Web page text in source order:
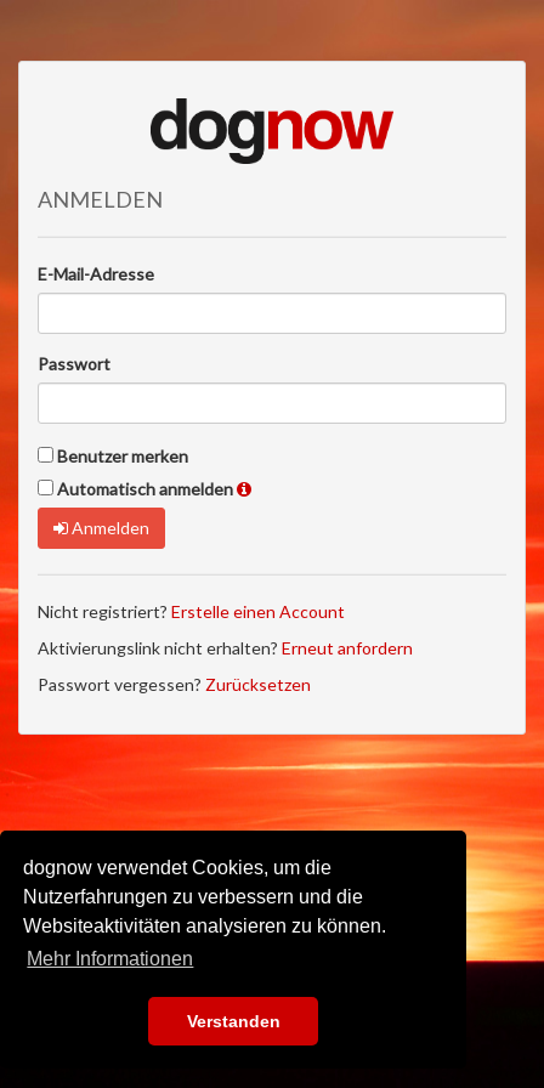
dognow verwendet Cookies, um die
Nutzerfahrungen zu verbessern und die
Websiteaktivitäten analysieren zu können.
Mehr Informationen
Verstanden
ANMELDEN
E-Mail-Adresse
Passwort
Benutzer merken
Automatisch anmelden
Anmelden
Nicht registriert? Erstelle einen Account
Aktivierungslink nicht erhalten? Erneut anfordern
Passwort vergessen? Zurücksetzen